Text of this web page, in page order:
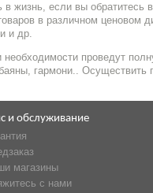
жизнь, если вы
в различном
и др.
проведут
гармони..
и обслуживание
магазины
с нами